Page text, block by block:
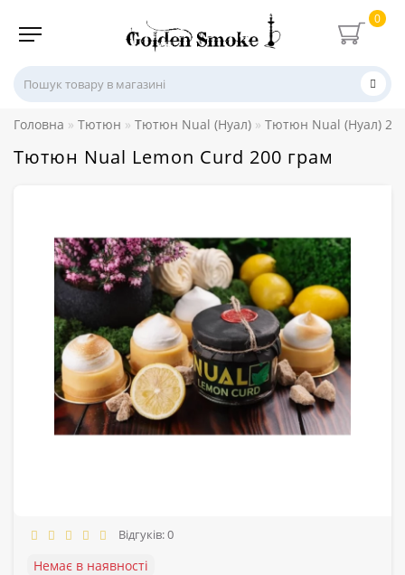
0
Головна Тютюн Тютюн Nual (Нуал) Тютюн Nual (Нуал)
Тютюн Nual Lemon Curd 200 грам
Відгуків: 0
Немає в наявності